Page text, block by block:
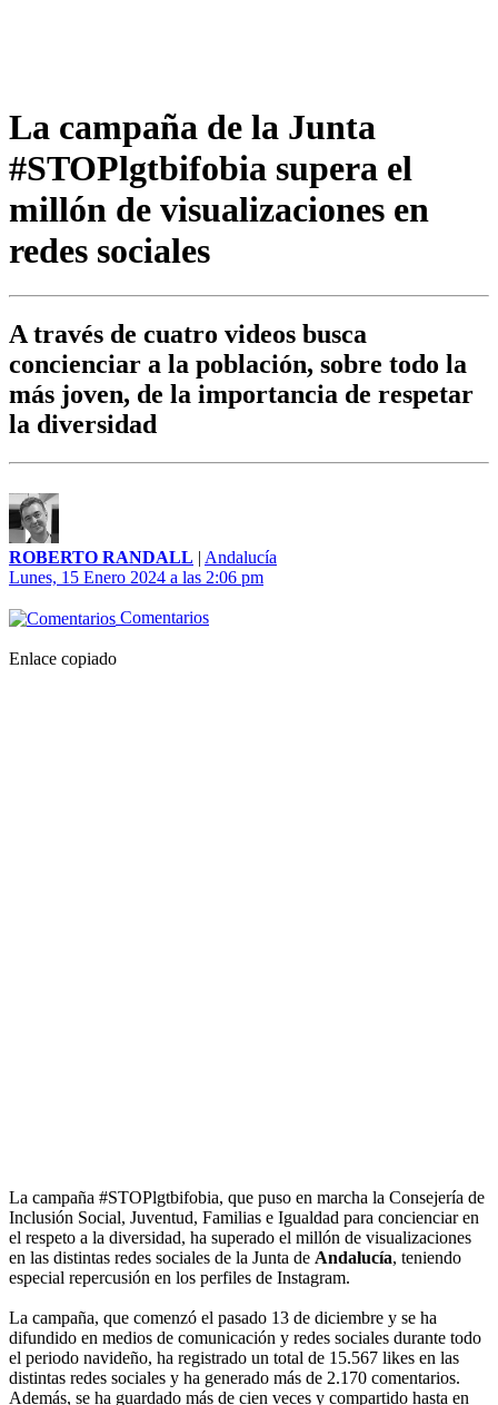
La campaña de la Junta
#STOPlgtbifobia supera el
millón de visualizaciones en
redes sociales
A través de cuatro videos busca
concienciar a la población, sobre todo la
más joven, de la importancia de respetar
la diversidad
ROBERTO RANDALL | Andalucía
Lunes, 15 Enero 2024 a las 2:06 pm
Comentarios
Enlace copiado
La campaña #STOPlgtbifobia, que puso en marcha la Consejería de
Inclusión Social, Juventud, Familias e Igualdad para concienciar en
el respeto a la diversidad, ha superado el millón de visualizaciones
en las distintas redes sociales de la Junta de Andalucía, teniendo
especial repercusión en los perfiles de Instagram.
La campaña, que comenzó el pasado 13 de diciembre y se ha
difundido en medios de comunicación y redes sociales durante todo
el periodo navideño, ha registrado un total de 15.567 likes en las
distintas redes sociales y ha generado más de 2.170 comentarios.
Además, se ha guardado más de cien veces y compartido hasta en